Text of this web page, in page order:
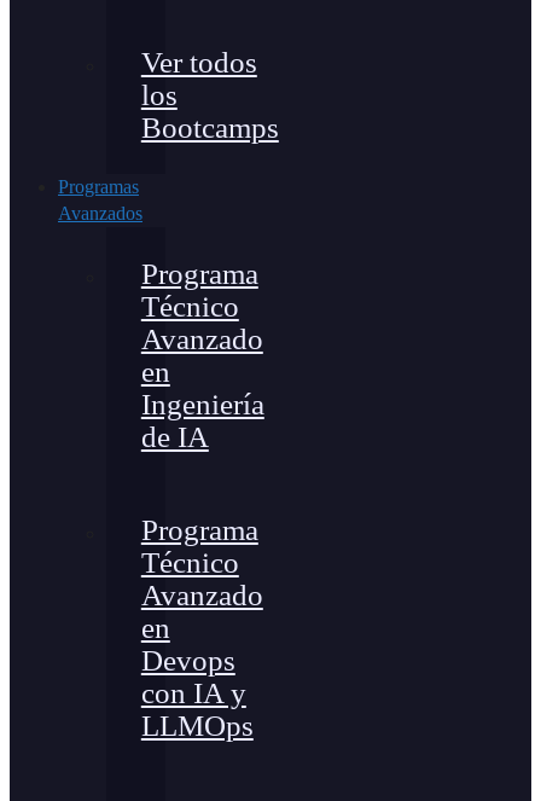
Ver todos
los
Bootcamps
Programas
Avanzados
Programa
Técnico
Avanzado
en
Ingeniería
de IA
Programa
Técnico
Avanzado
en
Devops
con IA y
LLMOps